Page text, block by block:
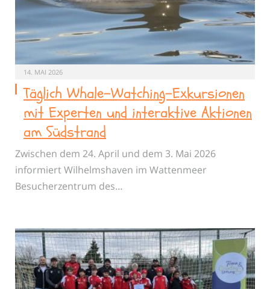
14. MAI 2026
Täglich Whale-Watching-Exkursionen
mit Experten und interaktive Aktionen
am Südstrand
Zwischen dem 24. April und dem 3. Mai 2026
informiert Wilhelmshaven im Wattenmeer
Besucherzentrum des…